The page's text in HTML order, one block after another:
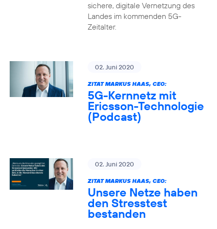
sichere, digitale Vernetzung des
Landes im kommenden 5G-
Zeitalter.
02. Juni 2020
ZITAT MARKUS HAAS, CEO:
5G-Kernnetz mit
Ericsson-Technologie
(Podcast)
02. Juni 2020
ZITAT MARKUS HAAS, CEO:
Unsere Netze haben
den Stresstest
bestanden